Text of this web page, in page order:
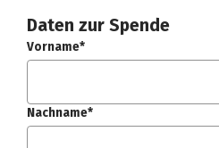
Daten zur Spende
Vorname*
Nachname*